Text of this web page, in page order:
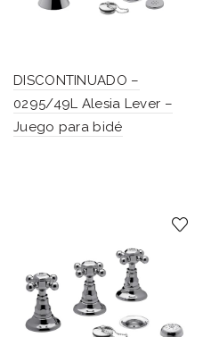
DISCONTINUADO –
0295/49L Alesia Lever –
Juego para bidé